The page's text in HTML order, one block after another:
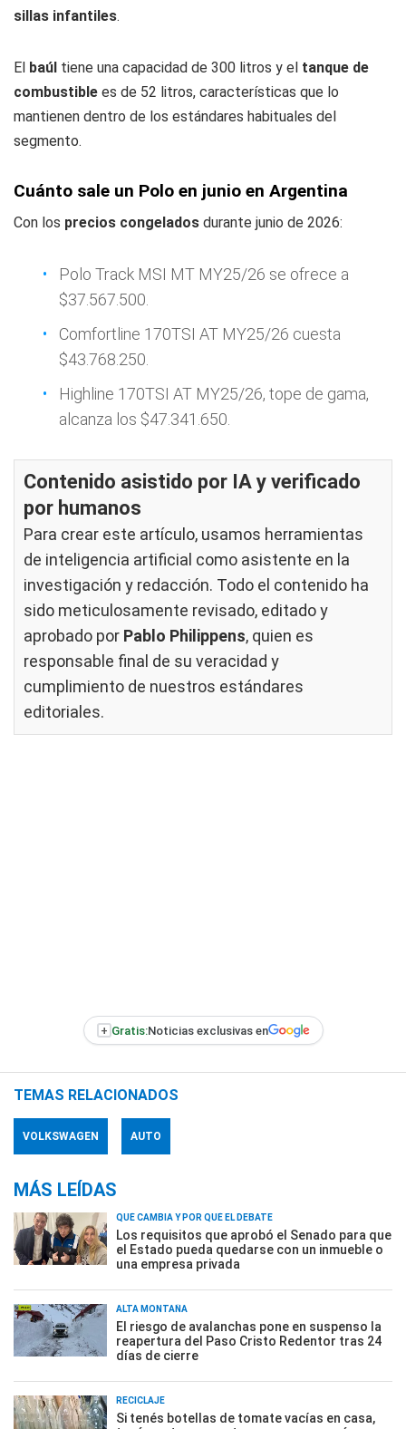
sillas infantiles.
El baúl tiene una capacidad de 300 litros y el tanque de
combustible es de 52 litros, características que lo
mantienen dentro de los estándares habituales del
segmento.
Cuánto sale un Polo en junio en Argentina
Con los precios congelados durante junio de 2026:
Polo Track MSI MT MY25/26 se ofrece a
$37.567.500.
Comfortline 170TSI AT MY25/26 cuesta
$43.768.250.
Highline 170TSI AT MY25/26, tope de gama,
alcanza los $47.341.650.
Contenido asistido por IA y verificado
por humanos
Para crear este artículo, usamos herramientas
de inteligencia artificial como asistente en la
investigación y redacción. Todo el contenido ha
sido meticulosamente revisado, editado y
aprobado por Pablo Philippens, quien es
responsable final de su veracidad y
cumplimiento de nuestros estándares
editoriales.
+ Gratis:Noticias exclusivas en
TEMAS RELACIONADOS
VOLKSWAGEN AUTO
MÁS LEÍDAS
QUÉ CAMBIA Y POR QUÉ EL DEBATE
Los requisitos que aprobó el Senado para que
el Estado pueda quedarse con un inmueble o
una empresa privada
ALTA MONTAÑA
El riesgo de avalanchas pone en suspenso la
reapertura del Paso Cristo Redentor tras 24
días de cierre
RECICLAJE
Si tenés botellas de tomate vacías en casa,